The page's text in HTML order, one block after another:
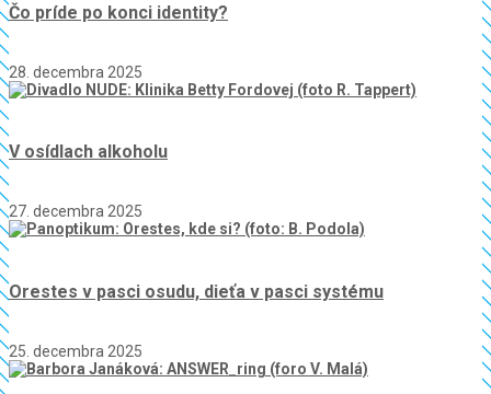
Čo príde po konci identity?
28. decembra 2025
V osídlach alkoholu
27. decembra 2025
Orestes v pasci osudu, dieťa v pasci systému
25. decembra 2025